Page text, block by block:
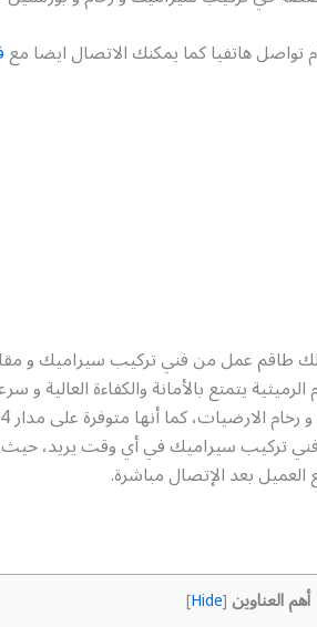
تواصل هاتفيا كما يمكنك الاتصال ايضا مع
طاقم عمل من فني تركيب سيراميك و
يتمتع بالأمانة والكفاءة العالية و
فني تركيب سيراميك في أي وقت يريد، حيث
العميل بعد الإتصال مباشرة.
أهم العناوين [
Hide
]